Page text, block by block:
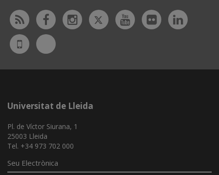
Rss FacebookInstagram
TwitterYoutubeFlickr
UdL
App
Bluesky
Universitat de Lleida
Pl. de Víctor Siurana, 1
25003 Lleida
Tel. +34 973 702 000
Seu Electrònica